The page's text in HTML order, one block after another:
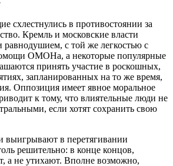
схлестнулись в противостоянии за
Кремль и московские власти
равнодушием, с той же легкостью с
ОМОНа, а некоторые популярные
принять участие в роскошных,
запланированных на то же время,
Оппозиция имеет явное моральное
к тому, что влиятельные люди не
если хотят сохранить свою
выигрывают в перетягивании
решительно: в конце концов,
а не утихают. Вполне возможно,